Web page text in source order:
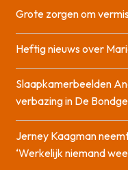
Grote zorgen om
Heftig nieuws over
Slaapkamerbeelden
verbazing in De
Jerney Kaagman
‘Werkelijk niemand